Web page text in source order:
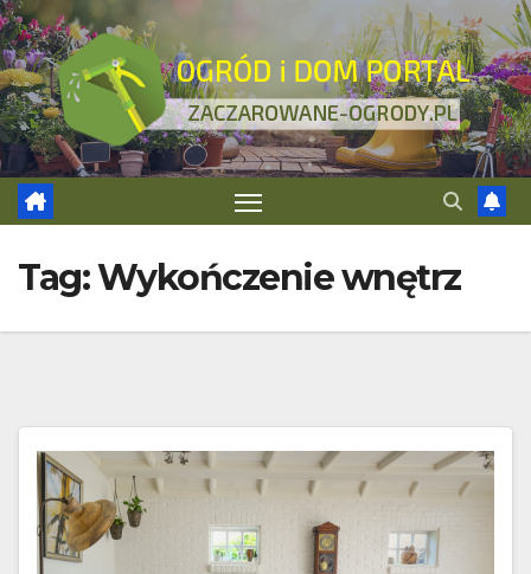
Skip
to
content
Tag:Wykończenie wnętrz